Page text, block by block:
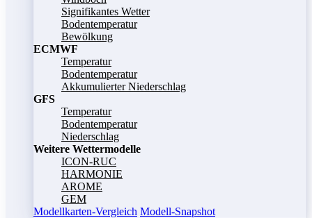
Signifikantes Wetter
Bodentemperatur
Bewölkung
ECMWF
Temperatur
Bodentemperatur
Akkumulierter Niederschlag
GFS
Temperatur
Bodentemperatur
Niederschlag
Weitere Wettermodelle
ICON-RUC
HARMONIE
AROME
GEM
Modellkarten-Vergleich Modell-Snapshot